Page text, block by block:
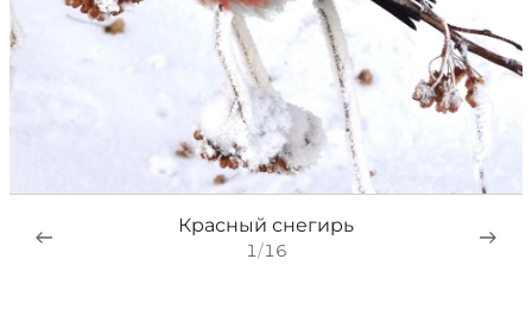
Красный снегирь
1/16